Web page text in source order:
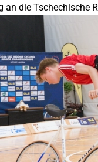
an die Tschechische